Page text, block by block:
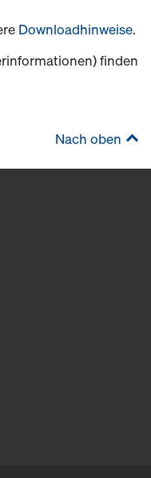
Downloadhinweise.
finden
Nach oben